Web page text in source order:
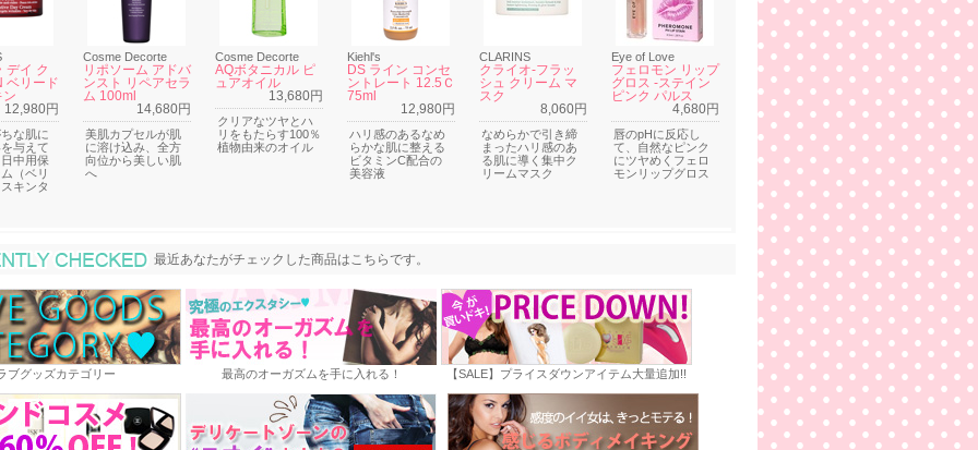
デイ ク
ベリード
ン
12,980円
な肌に
与えて
中用保
（ベリ
キンタ
Cosme Decorte
リポソーム アドバ
ンスト リペアセラ
ム 100ml
14,680円
美肌カプセルが肌
に溶け込み、全方
向位から美しい肌
へ
Cosme Decorte
AQボタニカル ピ
ュアオイル
13,680円
クリアなツヤとハ
リをもたらす100％
植物由来のオイル
Kiehl's
DS ライン コンセ
ントレート 12.5Ｃ
75ml
12,980円
ハリ感のあるなめ
らかな肌に整える
ビタミンC配合の
美容液
CLARINS
クライオ‐フラッ
シュ クリーム マ
スク
8,060円
なめらかで引き締
まったハリ感のあ
る肌に導く集中ク
リームマスク
Eye of Love
フェロモン リップ
グロス -ステイン
ピンク パルス
4,680円
唇のpHに反応し
て、自然なピンク
にツヤめくフェロ
モンリップグロス
最近あなたがチェックした商品
最近あなたがチェックした商品はこちらです。
ブグッズカテゴリー 最高のオーガズムを手に入れる！ 【SALE】プライスダウンアイテム大量追加!!